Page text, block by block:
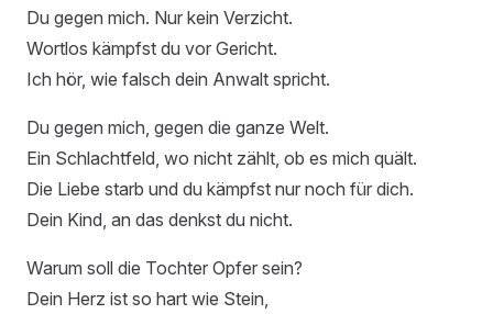
Du gegen mich. Nur kein Verzicht.
Wortlos kämpfst du vor Gericht.
Ich hör, wie falsch dein Anwalt spricht.
Du gegen mich, gegen die ganze Welt.
Ein Schlachtfeld, wo nicht zählt, ob es mich quält.
Die Liebe starb und du kämpfst nur noch für dich.
Dein Kind, an das denkst du nicht.
Warum soll die Tochter Opfer sein?
Dein Herz ist so hart wie Stein,